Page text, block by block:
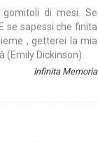
di mesi. Se
se sapessi che finita
, getterei la mia
(Emily Dickinson)
Infinita Memoria